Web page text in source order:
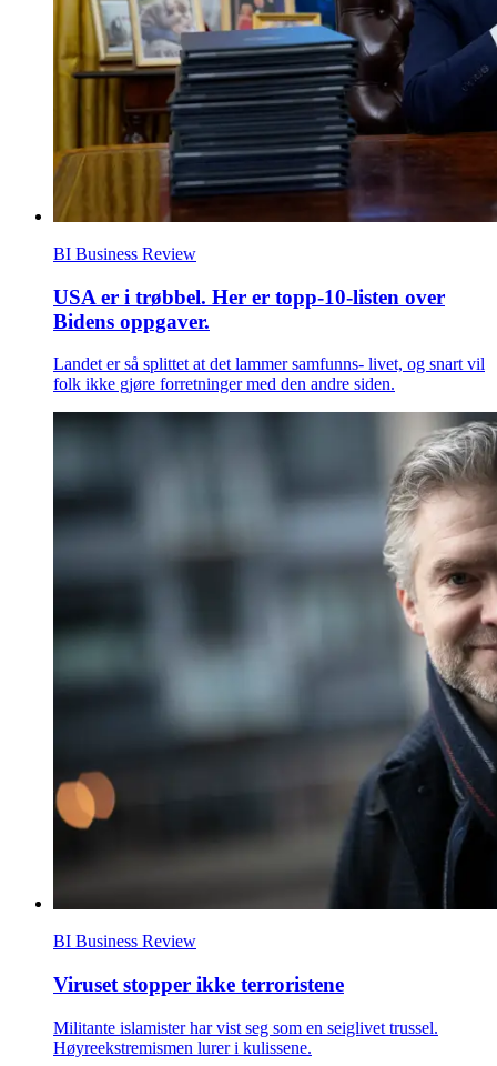
BI Business Review
USA er i trøbbel. Her er topp-10-listen over
Bidens oppgaver.
Landet er så splittet at det lammer samfunns- livet, og snart vil
folk ikke gjøre forretninger med den andre siden.
BI Business Review
Viruset stopper ikke terroristene
Militante islamister har vist seg som en seiglivet trussel.
Høyreekstremismen lurer i kulissene.